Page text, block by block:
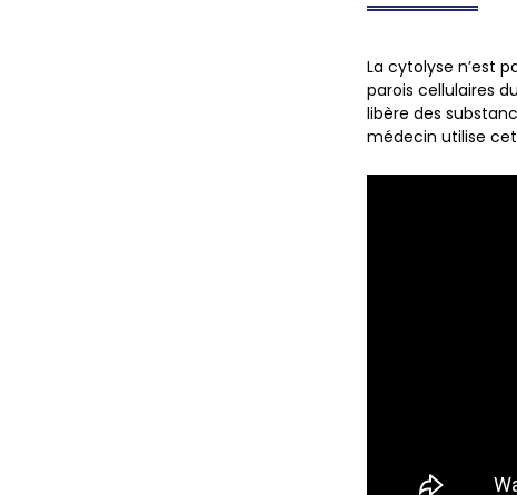
La cytolyse n’est
parois cellulaires
libère des
médecin utilise